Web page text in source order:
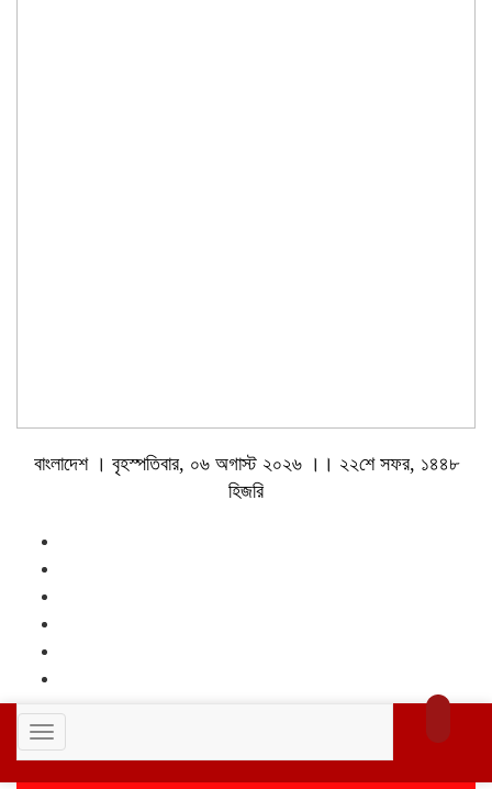
বাংলাদেশ । বৃহস্পতিবার, ০৬ অগাস্ট ২০২৬ ।। ২২শে সফর, ১৪৪৮
হিজরি
Toggle
navigation